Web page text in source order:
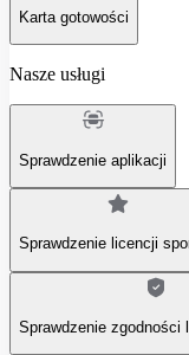
Karta gotowości
Nasze usługi
Sprawdzenie aplikacji
Sprawdzenie licencji
Sprawdzenie zgodności